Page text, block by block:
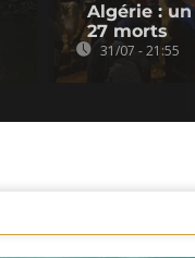
Algérie :
27 morts
31/07 - 21:55